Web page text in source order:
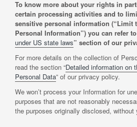
To know more about your rights in
certain processing activities and to
sensitive personal information (“Limit
Personal Information”) you can refer
under US state laws” section of our
For more details on the collection of
read the section “Detailed information on
Personal Data” of our privacy policy.
We won’t process your Information for
purposes that are not reasonably
the purposes originally disclosed, without